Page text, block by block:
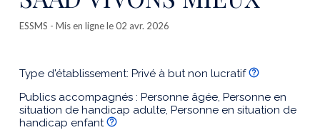
ESSMS - Mis en ligne le 02 avr. 2026
Type d'établissement: Privé à but non lucratif
Publics accompagnés : Personne âgée, Personne en
situation de handicap adulte, Personne en situation de
handicap enfant